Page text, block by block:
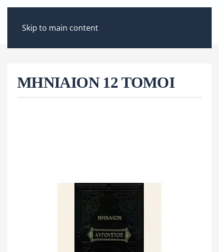
Skip to main content
ΜΗΝΙΑΙΟΝ 12 ΤΟΜΟΙ